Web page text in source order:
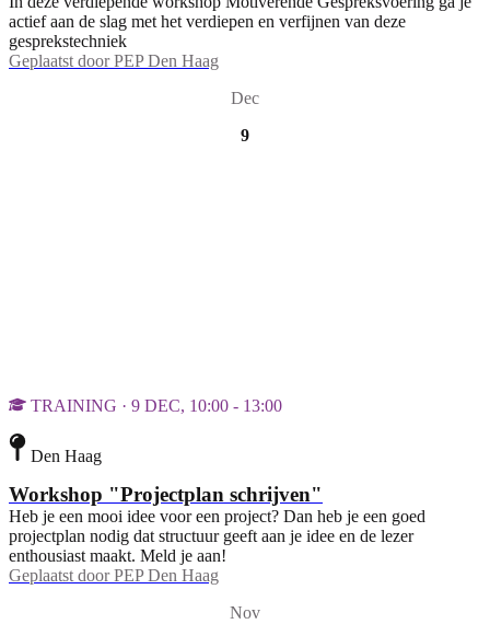
actief aan de slag met het verdiepen en verfijnen van deze
gesprekstechniek
Geplaatst door PEP Den Haag
Dec
9
TRAINING · 9 DEC, 10:00 - 13:00
Den Haag
Workshop "Projectplan schrijven"
Heb je een mooi idee voor een project? Dan heb je een goed
projectplan nodig dat structuur geeft aan je idee en de lezer
enthousiast maakt. Meld je aan!
Geplaatst door PEP Den Haag
Nov